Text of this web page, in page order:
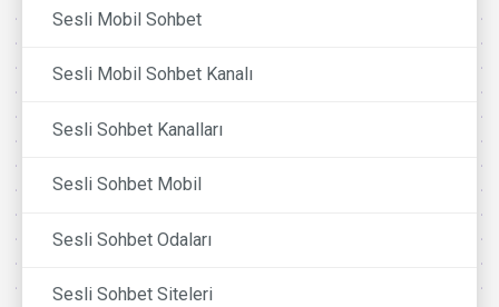
Sesli Mobil Sohbet
Sesli Mobil Sohbet Kanalı
Sesli Sohbet Kanalları
Sesli Sohbet Mobil
Sesli Sohbet Odaları
Sesli Sohbet Siteleri